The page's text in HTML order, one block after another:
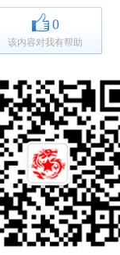
0
该内容对我有帮助